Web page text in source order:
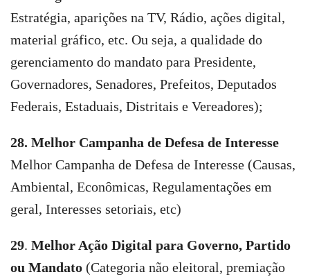
Estratégia, aparições na TV, Rádio, ações digital,
material gráfico, etc. Ou seja, a qualidade do
gerenciamento do mandato para Presidente,
Governadores, Senadores, Prefeitos, Deputados
Federais, Estaduais, Distritais e Vereadores);
28. Melhor Campanha de Defesa de Interesse
Melhor Campanha de Defesa de Interesse (Causas,
Ambiental, Econômicas, Regulamentações em
geral, Interesses setoriais, etc)
29. Melhor Ação Digital para Governo, Partido
ou Mandato (Categoria não eleitoral, premiação